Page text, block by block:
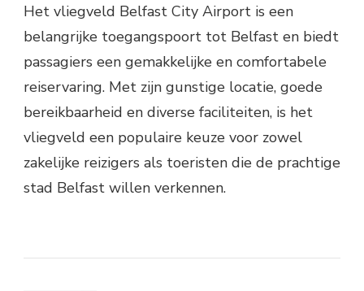
Het vliegveld Belfast City Airport is een
belangrijke toegangspoort tot Belfast en biedt
passagiers een gemakkelijke en comfortabele
reiservaring. Met zijn gunstige locatie, goede
bereikbaarheid en diverse faciliteiten, is het
vliegveld een populaire keuze voor zowel
zakelijke reizigers als toeristen die de prachtige
stad Belfast willen verkennen.